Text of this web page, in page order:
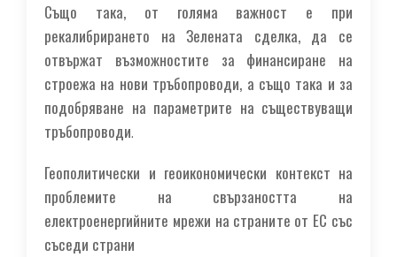
Също така, от голяма важност е при
рекалибрирането на Зелената сделка, да се
отвържат възможностите за финансиране на
строежа на нови тръбопроводи, а също така и за
подобряване на параметрите на съществуващи
тръбопроводи.
Геополитически и геоикономически контекст на
проблемите на свързаността на
електроенергийните мрежи на страните от ЕС със
съседи страни